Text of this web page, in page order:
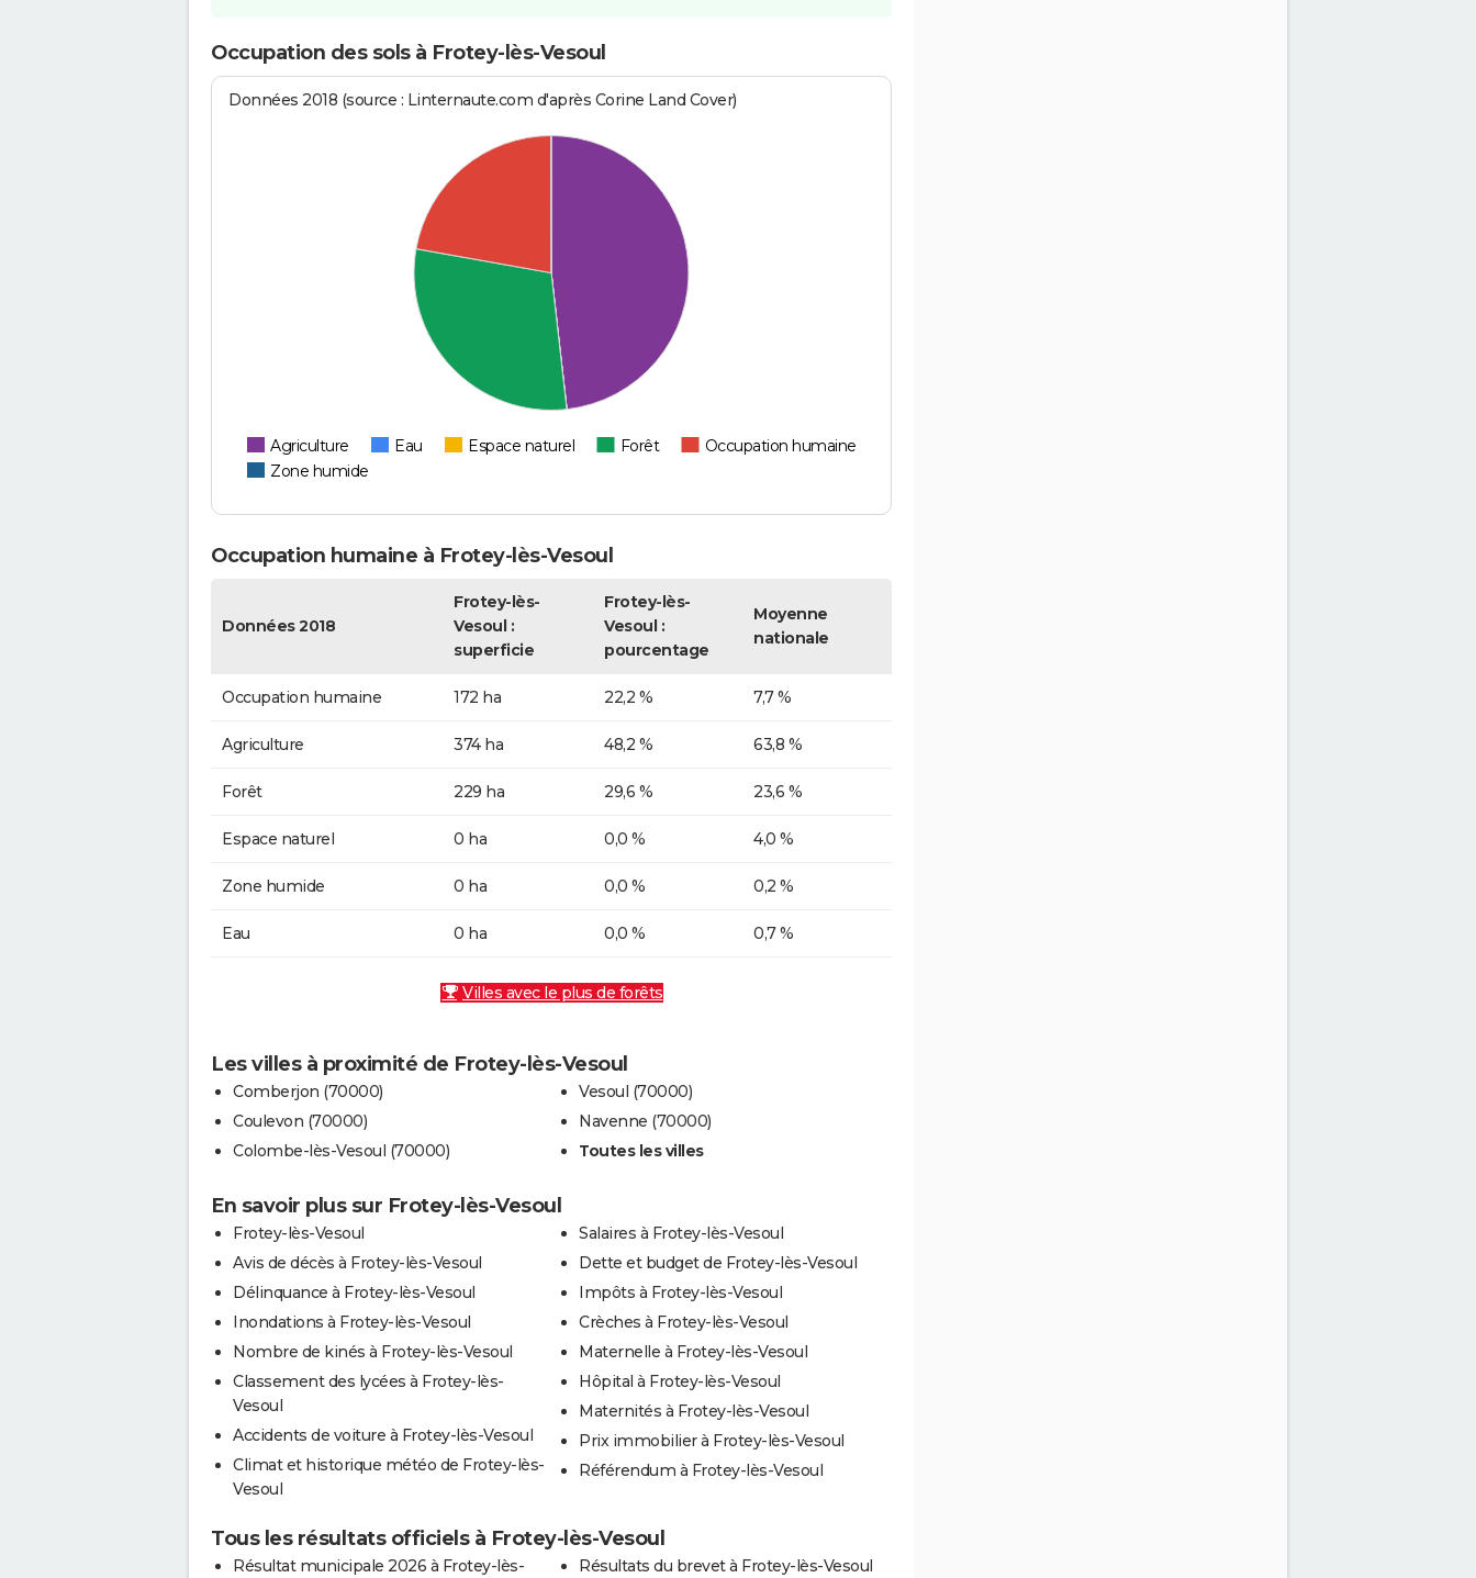
Occupation des sols à Frotey-lès-Vesoul
Données 2018 (source : Linternaute.com d'après Corine Land Cover)
Agriculture Eau Espace naturel Forêt
Occupation humaine
Zone humide
Occupation humaine à Frotey-lès-Vesoul
Données 2018
Frotey-lès-
Vesoul :
superficie
Frotey-lès-
Vesoul :
pourcentage
Moyenne
nationale
Occupation humaine 172 ha 22,2 % 7,7 %
Agriculture 374 ha 48,2 % 63,8 %
Forêt 229 ha 29,6 % 23,6 %
Espace naturel 0 ha 0,0 % 4,0 %
Zone humide 0 ha 0,0 % 0,2 %
Eau 0 ha 0,0 % 0,7 %
Villes avec le plus de forêts
Les villes à proximité de Frotey-lès-Vesoul
Comberjon (70000)
Coulevon (70000)
Colombe-lès-Vesoul (70000)
Vesoul (70000)
Navenne (70000)
Toutes les villes
En savoir plus sur Frotey-lès-Vesoul
Frotey-lès-Vesoul
Avis de décès à Frotey-lès-Vesoul
Délinquance à Frotey-lès-Vesoul
Inondations à Frotey-lès-Vesoul
Nombre de kinés à Frotey-lès-Vesoul
Classement des lycées à Frotey-lès-
Vesoul
Accidents de voiture à Frotey-lès-Vesoul
Climat et historique météo de Frotey-lès-
Vesoul
Salaires à Frotey-lès-Vesoul
Dette et budget de Frotey-lès-Vesoul
Impôts à Frotey-lès-Vesoul
Crèches à Frotey-lès-Vesoul
Maternelle à Frotey-lès-Vesoul
Hôpital à Frotey-lès-Vesoul
Maternités à Frotey-lès-Vesoul
Prix immobilier à Frotey-lès-Vesoul
Référendum à Frotey-lès-Vesoul
Tous les résultats officiels à Frotey-lès-Vesoul
Résultat municipale 2026 à Frotey-lès-
Résultats du brevet à Frotey-lès-Vesoul